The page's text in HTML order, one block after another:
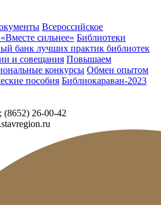
Всероссийское
сильнее» Библиотеки
банк лучших практик библиотек
и совещания Повышаем
конкурсы Обмен опытом
пособия Библиокараван-2023
(8652) 26-00-42